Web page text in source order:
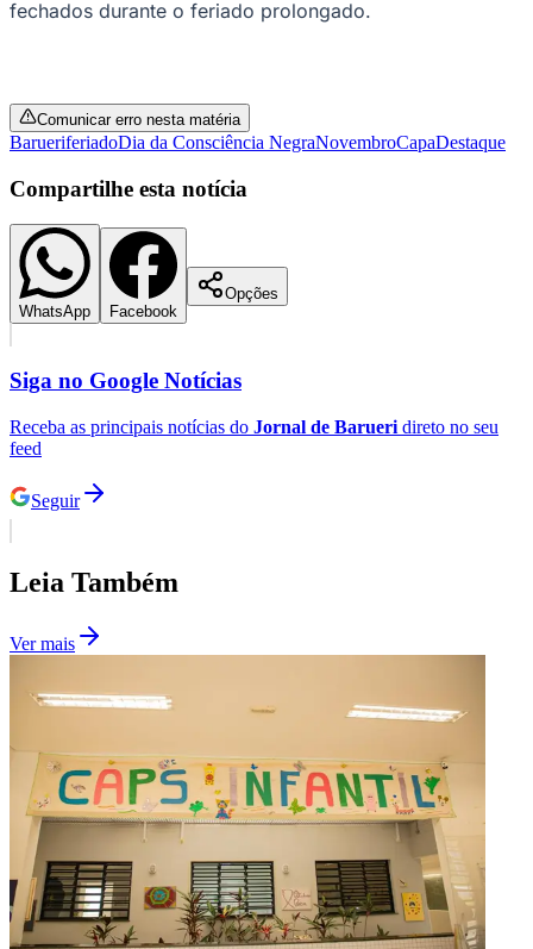
Palmeiras
fechados durante o feriado prolongado.
Comunicar erro nesta matéria
BarueriferiadoDia da Consciência NegraNovembroCapaDestaque
Compartilhe esta notícia
WhatsApp Facebook
Opções
Siga no Google Notícias
Receba as principais notícias do Jornal de Barueri direto no seu
feed
Seguir
Leia Também
Ver mais